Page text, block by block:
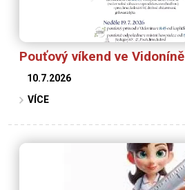
Pouťový víkend ve Vidoníně
10.7.2026
VÍCE